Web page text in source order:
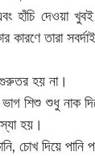
হাঁচি দেওয়া
কারণে তারা
হয় না।
ভাগ শিশু শুধু নাক
হয়।
চোখ দিয়ে